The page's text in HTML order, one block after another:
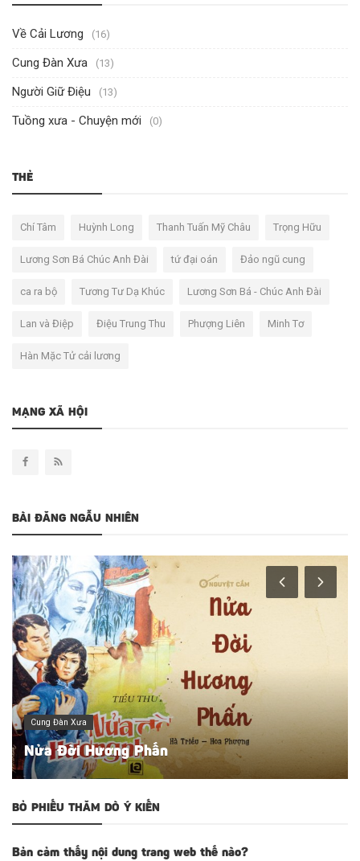
Về Cải Lương (16)
Cung Đàn Xưa (13)
Người Giữ Điệu (13)
Tuồng xưa - Chuyện mới (0)
THẺ
Chí Tâm Huỳnh Long Thanh Tuấn Mỹ Châu Trọng Hữu
Lương Sơn Bá Chúc Anh Đài tứ đại oán Đảo ngũ cung
ca ra bộ Tương Tư Dạ Khúc Lương Sơn Bá - Chúc Anh Đài
Lan và Điệp Điệu Trung Thu Phượng Liên Minh Tơ
Hàn Mặc Tử cải lương
MẠNG XÃ HỘI
BÀI ĐĂNG NGẪU NHIÊN
Về Cải Lương
Hành trình của Điệu lý từ dân gian đến tài tử
cải lương...
BỎ PHIẾU THĂM DÒ Ý KIẾN
Bản cảm thấy nội dung trang web thế nào?